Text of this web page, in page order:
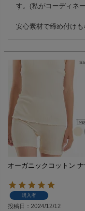
す。(私がコーディネ
安心素材で締め付けも
オーガニックコットン
購入者
投稿日 2024/12/12